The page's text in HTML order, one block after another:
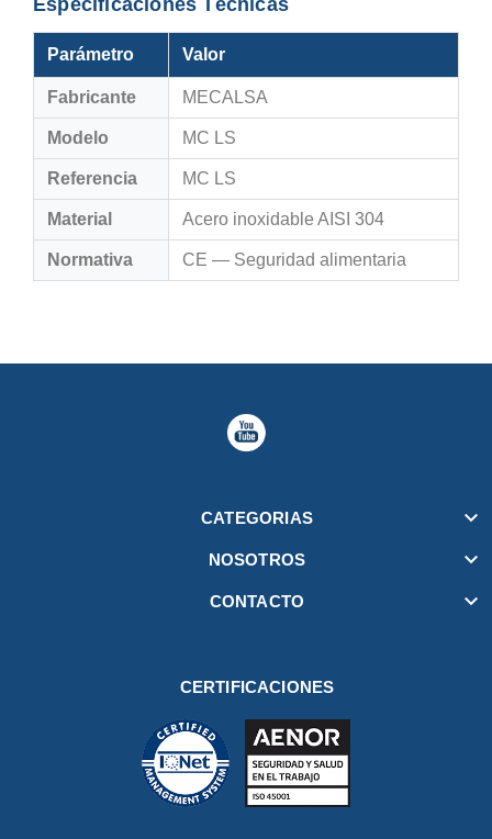
Parámetro Valor
Fabricante MECALSA
Modelo MC LS
Referencia MC LS
Material Acero inoxidable AISI 304
Normativa CE — Seguridad alimentaria
CATEGORIAS 
NOSOTROS 
CONTACTO 
CERTIFICACIONES